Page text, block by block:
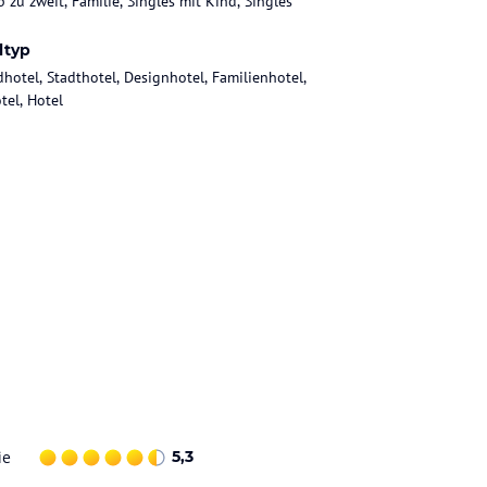
Stadthotel, Designhotel, Familienhotel,
Hotel
5,3